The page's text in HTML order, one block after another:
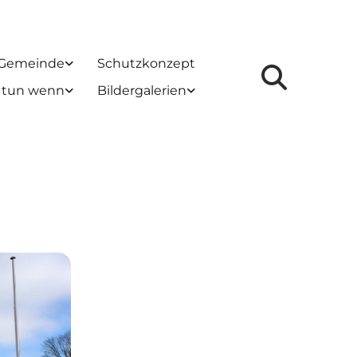
Schutzkonzept
tun wenn
Bildergalerien